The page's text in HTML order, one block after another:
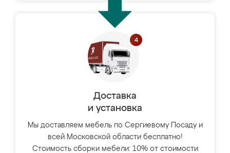
Доставка
и установка
Мы доставляем мебель по Сергиевому Посаду и
всей Московской области бесплатно!
Стоимость сборки мебели: 10% от стоимости